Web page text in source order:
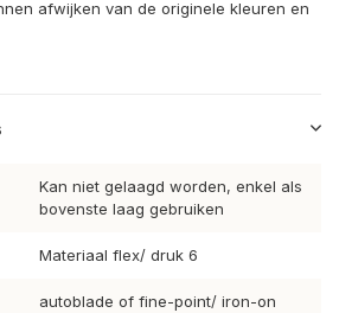
afwijken van de originele kleuren en
Kan niet gelaagd worden, enkel als
bovenste laag gebruiken
Materiaal flex/ druk 6
autoblade of fine-point/ iron-on